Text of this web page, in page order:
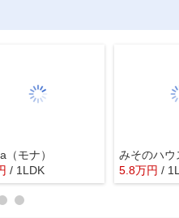
（モナ）
/ 1LDK
みそのハウ
5.8万円 /